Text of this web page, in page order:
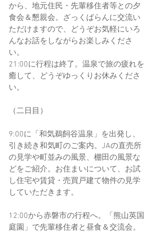
から、地元住民・先輩移住者等との夕
食会＆懇親会。ざっくばらんに交流い
ただけますので、どうぞお気軽にいろ
んなお話をしながらお楽しみくださ
い。
21:00に行程は終了。温泉で旅の疲れを
癒して、どうぞゆっくりお休みくださ
い。
（二日目）
9:00に「和気鵜飼谷温泉」を出発し、
引き続き和気町のご案内。JAの直売所
の見学や町並みの風景、棚田の風景な
どをご紹介。お住まいについて、お試
し住宅や賃貸・売買戸建て物件の見学
していただきます。
12:00から赤磐市の行程へ。「熊山英国
庭園」で先輩移住者と昼食＆交流会。